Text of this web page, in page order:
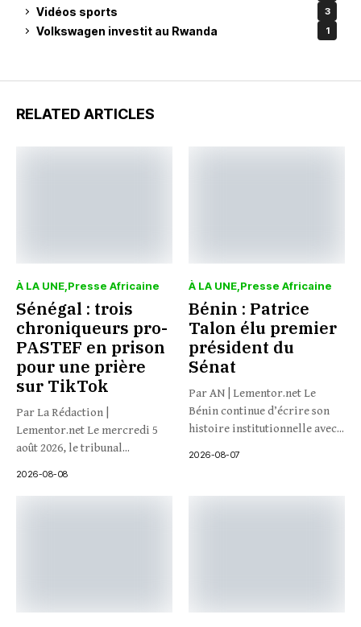
Vidéos sports 3
Volkswagen investit au Rwanda 1
RELATED ARTICLES
À LA UNE Presse Africaine
Sénégal : trois
chroniqueurs pro-
PASTEF en prison
pour une prière
sur TikTok
Par La Rédaction |
Lementor.net Le mercredi 5
août 2026, le tribunal...
2026-08-08
À LA UNE Presse Africaine
Bénin : Patrice
Talon élu premier
président du
Sénat
Par AN | Lementor.net Le
Bénin continue d’écrire son
histoire institutionnelle avec...
2026-08-07